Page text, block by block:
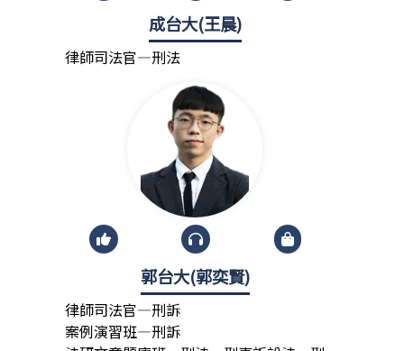
成台大(王晨)
律師司法官—刑法
郭台大(郭奕賢)
律師司法官—刑訴
案例演習班—刑訴